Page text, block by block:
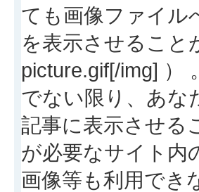
ても画像ファイル
を表示させること
picture.gif[/img] ）
でない限り、あな
記事に表示させる
が必要なサイト内
画像等も利用でき